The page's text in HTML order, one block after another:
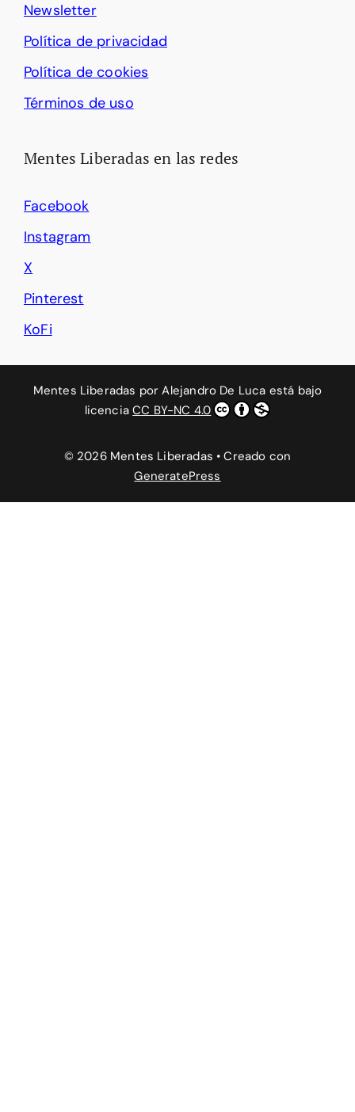
Newsletter
Política de privacidad
Política de cookies
Términos de uso
Mentes Liberadas en las redes
Facebook
Instagram
X
Pinterest
KoFi
Mentes Liberadas porAlejandro De Luca está bajo
licenciaCC BY-NC 4.0
© 2026 Mentes Liberadas • Creado con
GeneratePress